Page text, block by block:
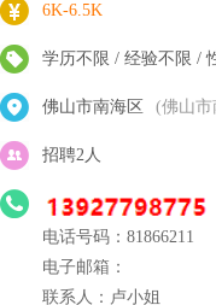
6K-6.5K
学历不限 / 经验不限 /
佛山市南海区 (佛山市
招聘2人
电话号码：81866211
电子邮箱：
联系人：卢小姐